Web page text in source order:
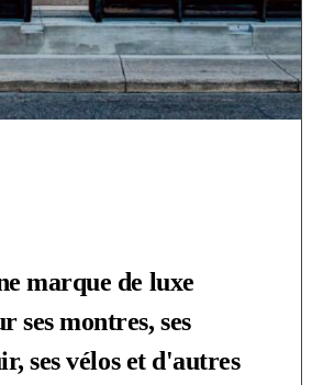
marque de luxe
ses montres, ses
ses vélos et d'autres